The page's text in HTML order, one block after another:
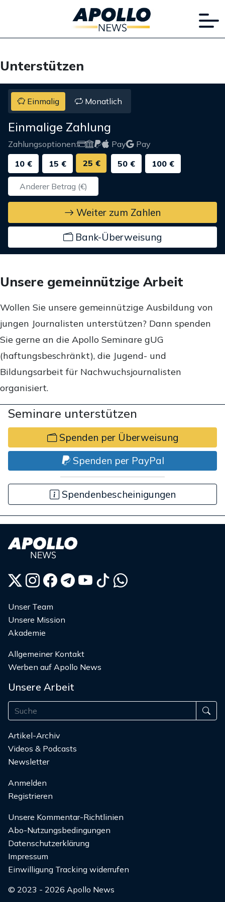
Unterstützen
Einmalig Monatlich
Einmalige Zahlung
Zahlungsoptionen: Pay
Pay
10 €
15 € 25 € 50 € 100 €
Weiter zum Zahlen
Bank-Überweisung
Unsere gemeinnützige Arbeit
Wollen Sie unsere gemeinnützige Ausbildung von
jungen Journalisten unterstützen? Dann spenden
Sie gerne an die Apollo Seminare gUG
(haftungsbeschränkt), die Jugend- und
Bildungsarbeit für Nachwuchsjournalisten
organisiert.
Seminare unterstützen
Spenden per Überweisung
Spenden per PayPal
Spendenbescheinigungen
Unser Team
Unsere Mission
Akademie
Allgemeiner Kontakt
Werben auf Apollo News
Unsere Arbeit
Artikel-Archiv
Videos & Podcasts
Newsletter
Anmelden
Registrieren
Unsere Kommentar-Richtlinien
Abo-Nutzungsbedingungen
Datenschutzerklärung
Impressum
Einwilligung Tracking widerrufen
© 2023 - 2026 Apollo News